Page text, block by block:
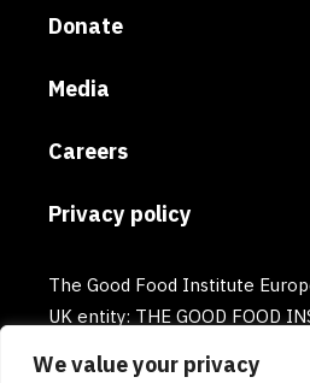
We value your privacy
Donate
Media
Careers
Privacy policy
The Good Food Institute
UK entity: THE GOOD FOOD